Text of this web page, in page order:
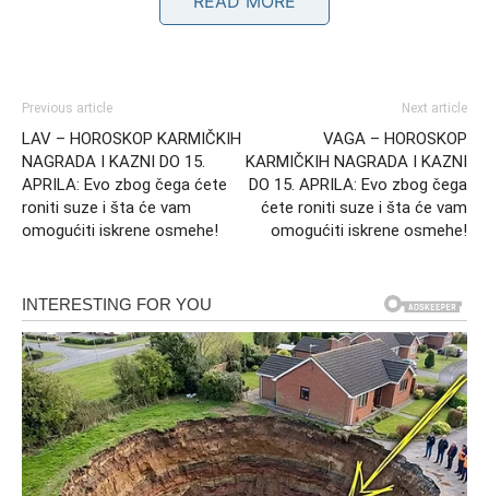
pravdu. Ono što je ranije bilo blokirano sada počinje da se
Snaga transformacije i novo
poglavlje
Do 15. aprila Device prolaze kroz snažan proces
Previous article
LAV – HOROSKOP KARMIČKIH
NAGRADA I KAZNI DO 15.
APRILA: Evo zbog čega ćete
roniti suze i šta će vam
omogućiti iskrene osmehe!
Next article
VAGA – HOROSKOP
KARMIČKIH NAGRADA I KAZNI
DO 15. APRILA: Evo zbog čega
ćete roniti suze i šta će vam
omogućiti iskrene osmehe!